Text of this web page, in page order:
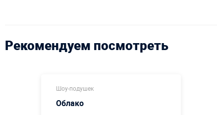
Рекомендуем посмотреть
Шоу-подушек
Облако